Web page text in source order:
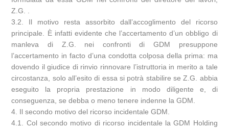
Z.G. .
3.2. Il motivo resta assorbito dall’accoglimento del ricorso
principale. È infatti evidente che l’accertamento d’un obbligo di
manleva di Z.G. nei confronti di GDM presuppone
l’accertamento in facto d’una condotta colposa della prima: ma
dovendo il giudice di rinvio rinnovare l’istruttoria in merito a tale
circostanza, solo all’esito di essa si potrà stabilire se Z.G. abbia
eseguito la propria prestazione in modo diligente e, di
conseguenza, se debba o meno tenere indenne la GDM.
4. Il secondo motivo del ricorso incidentale GDM.
4.1. Col secondo motivo di ricorso incidentale la GDM Holding